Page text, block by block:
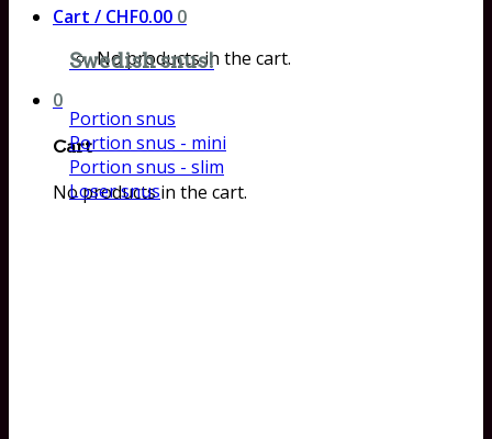
Cart / CHF0.00 0
No products in the cart.
0
Cart
No products in the cart.
Swedish snus!
Portion snus
Portion snus - mini
Portion snus - slim
Loser snus